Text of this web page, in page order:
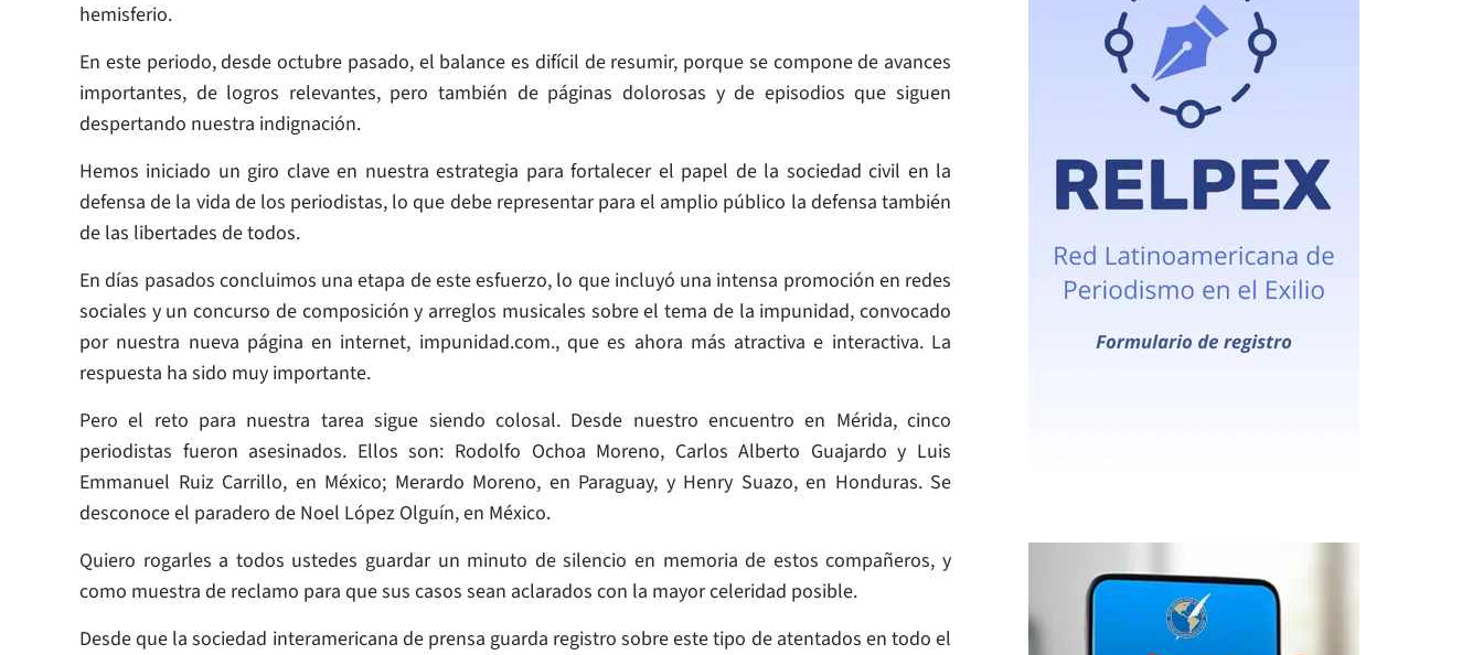
hemisferio.
En este periodo, desde octubre pasado, el balance es difícil de resumir, porque se compone de avances
importantes, de logros relevantes, pero también de páginas dolorosas y de episodios que siguen
despertando nuestra indignación.
Hemos iniciado un giro clave en nuestra estrategia para fortalecer el papel de la sociedad civil en la
defensa de la vida de los periodistas, lo que debe representar para el amplio público la defensa también
de las libertades de todos.
En días pasados concluimos una etapa de este esfuerzo, lo que incluyó una intensa promoción en redes
sociales y un concurso de composición y arreglos musicales sobre el tema de la impunidad, convocado
por nuestra nueva página en internet, impunidad.com., que es ahora más atractiva e interactiva. La
respuesta ha sido muy importante.
Pero el reto para nuestra tarea sigue siendo colosal. Desde nuestro encuentro en Mérida, cinco
periodistas fueron asesinados. Ellos son: Rodolfo Ochoa Moreno, Carlos Alberto Guajardo y Luis
Emmanuel Ruiz Carrillo, en México; Merardo Moreno, en Paraguay, y Henry Suazo, en Honduras. Se
desconoce el paradero de Noel López Olguín, en México.
Quiero rogarles a todos ustedes guardar un minuto de silencio en memoria de estos compañeros, y
como muestra de reclamo para que sus casos sean aclarados con la mayor celeridad posible.
Desde que la sociedad interamericana de prensa guarda registro sobre este tipo de atentados en todo el